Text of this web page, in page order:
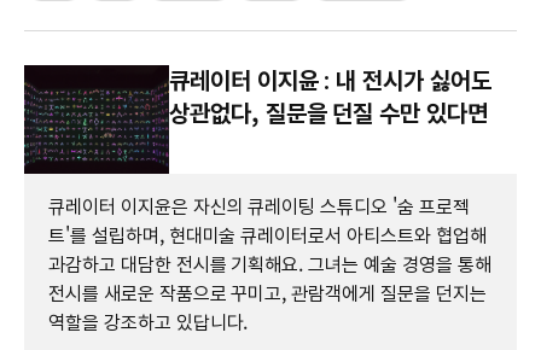
큐레이터 이지윤 : 내 전시가 싫어도
상관없다, 질문을 던질 수만 있다면
큐레이터 이지윤은 자신의 큐레이팅 스튜디오 '숨 프로젝
트'를 설립하며, 현대미술 큐레이터로서 아티스트와 협업해
과감하고 대담한 전시를 기획해요. 그녀는 예술 경영을 통해
전시를 새로운 작품으로 꾸미고, 관람객에게 질문을 던지는
역할을 강조하고 있답니다.